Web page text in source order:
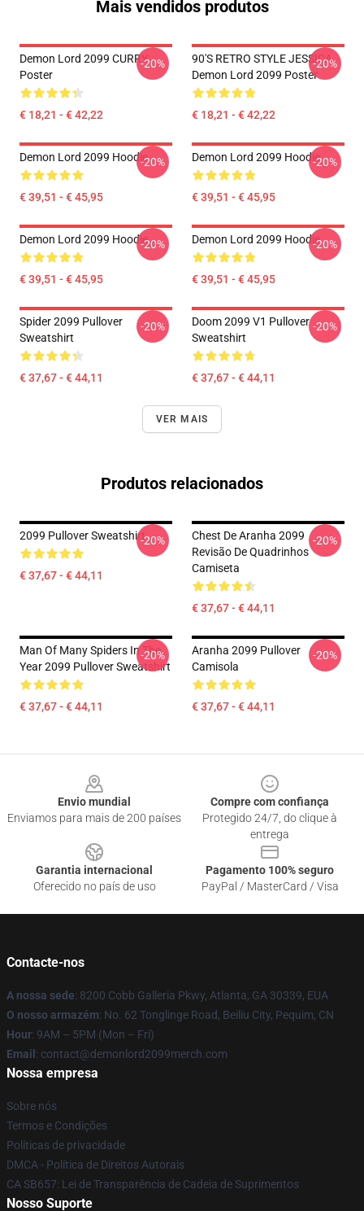
Mais vendidos produtos
Demon Lord 2099 CURRY
Poster
€ 18,21 - € 42,22
-20%
90'S RETRO STYLE JESSICA
Demon Lord 2099 Poster
€ 18,21 - € 42,22
-20%
Demon Lord 2099 Hoodie
€ 39,51 - € 45,95
-20% Demon Lord 2099 Hoodie
€ 39,51 - € 45,95
-20%
Demon Lord 2099 Hoodie
€ 39,51 - € 45,95
-20% Demon Lord 2099 Hoodie
€ 39,51 - € 45,95
-20%
Spider 2099 Pullover
Sweatshirt
€ 37,67 - € 44,11
-20%
Doom 2099 V1 Pullover
Sweatshirt
€ 37,67 - € 44,11
-20%
VER MAIS
Produtos relacionados
2099 Pullover Sweatshirt
€ 37,67 - € 44,11
-20%
Chest De Aranha 2099
Revisão De Quadrinhos
Camiseta
€ 37,67 - € 44,11
-20%
Man Of Many Spiders In The
Year 2099 Pullover Sweatshirt
€ 37,67 - € 44,11
-20%
Aranha 2099 Pullover
Camisola
€ 37,67 - € 44,11
-20%
Envio mundial
Enviamos para mais de 200 países
Compre com confiança
Protegido 24/7, do clique à
entrega
Garantia internacional
Oferecido no país de uso
Pagamento 100% seguro
PayPal / MasterCard / Visa
Contacte-nos
A nossa sede: 8200 Cobb Galleria Pkwy, Atlanta, GA 30339, EUA
O nosso armazém: No. 62 Tonglinge Road, Beiliu City, Pequim, CN
Hour: 9AM – 5PM (Mon – Fri)
Email : contact@demonlord2099merch.com
Nossa empresa
Sobre nós
Termos e Condições
Políticas de privacidade
DMCA - Política de Direitos Autorais
CA SB657: Lei de Transparência de Cadeia de Suprimentos
Nosso Suporte